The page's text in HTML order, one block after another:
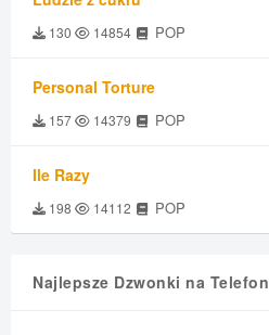
130 14854 POP
Personal Torture
157 14379 POP
Ile Razy
198 14112 POP
Najlepsze Dzwonki na Telefon